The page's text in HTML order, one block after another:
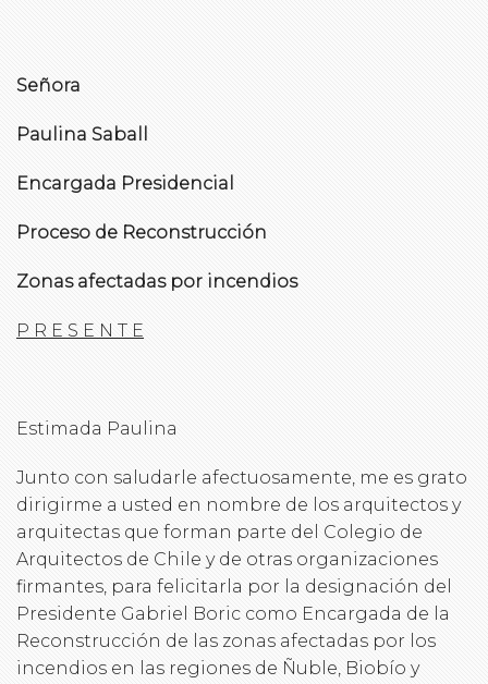
Señora
Paulina Saball
Encargada Presidencial
Proceso de Reconstrucción
Zonas afectadas por incendios
P R E S E N T E
Estimada Paulina
Junto con saludarle afectuosamente, me es grato
dirigirme a usted en nombre de los arquitectos y
arquitectas que forman parte del Colegio de
Arquitectos de Chile y de otras organizaciones
firmantes, para felicitarla por la designación del
Presidente Gabriel Boric como Encargada de la
Reconstrucción de las zonas afectadas por los
incendios en las regiones de Ñuble, Biobío y